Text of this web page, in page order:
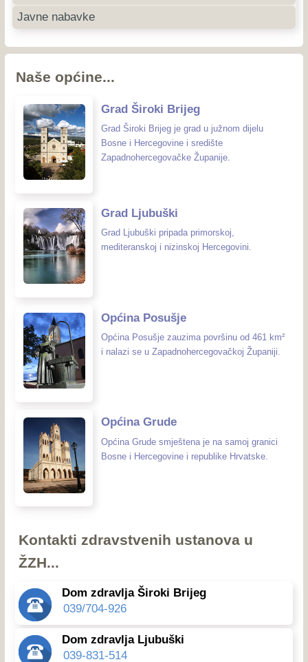
Javne nabavke
Naše općine...
Grad Široki Brijeg
Grad Široki Brijeg je grad u južnom dijelu
Bosne i Hercegovine i središte
Zapadnohercegovačke Županije.
Grad Ljubuški
Grad Ljubuški pripada primorskoj,
mediteranskoj i nizinskoj Hercegovini.
Općina Posušje
Općina Posušje zauzima površinu od 461 km²
i nalazi se u Zapadnohercegovačkoj Županiji.
Općina Grude
Općina Grude smještena je na samoj granici
Bosne i Hercegovine i republike Hrvatske.
Kontakti zdravstvenih ustanova u
ŽZH...
Dom zdravlja Široki Brijeg
039/704-926
Dom zdravlja Ljubuški
039-831-514